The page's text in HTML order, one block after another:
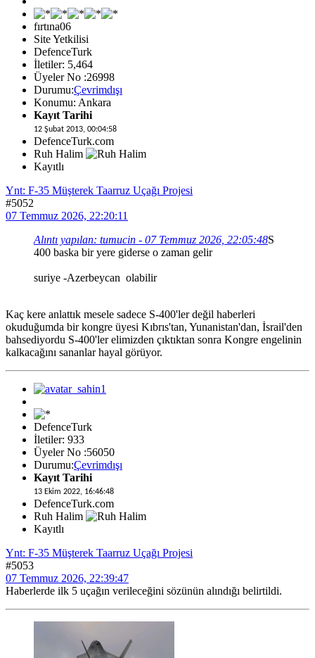
fırtına06
Site Yetkilisi
DefenceTurk
İletiler: 5,464
Üyeler No :26998
Durumu:Çevrimdışı
Konumu: Ankara
Kayıt Tarihi
12 Şubat 2013, 00:04:58
DefenceTurk.com
Ruh Halim
Kayıtlı
Ynt: F-35 Müşterek Taarruz Uçağı Projesi
#5052
07 Temmuz 2026, 22:20:11
Alıntı yapılan: tumucin - 07 Temmuz 2026, 22:05:48S
400 baska bir yere giderse o zaman gelir
suriye -Azerbeycan olabilir
Kaç kere anlattık mesele sadece S-400'ler değil haberleri
okuduğumda bir kongre üyesi Kıbrıs'tan, Yunanistan'dan, İsrail'den
bahsediyordu S-400'ler elimizden çıktıktan sonra Kongre engelinin
kalkacağını sananlar hayal görüyor.
DefenceTurk
İletiler: 933
Üyeler No :56050
Durumu:Çevrimdışı
Kayıt Tarihi
13 Ekim 2022, 16:46:48
DefenceTurk.com
Ruh Halim
Kayıtlı
Ynt: F-35 Müşterek Taarruz Uçağı Projesi
#5053
07 Temmuz 2026, 22:39:47
Haberlerde ilk 5 uçağın verileceğini sözünün alındığı belirtildi.